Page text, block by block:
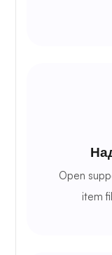
Open
item